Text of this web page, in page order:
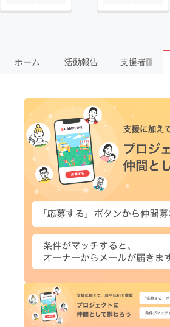
ホーム 活動報告 支援者 1